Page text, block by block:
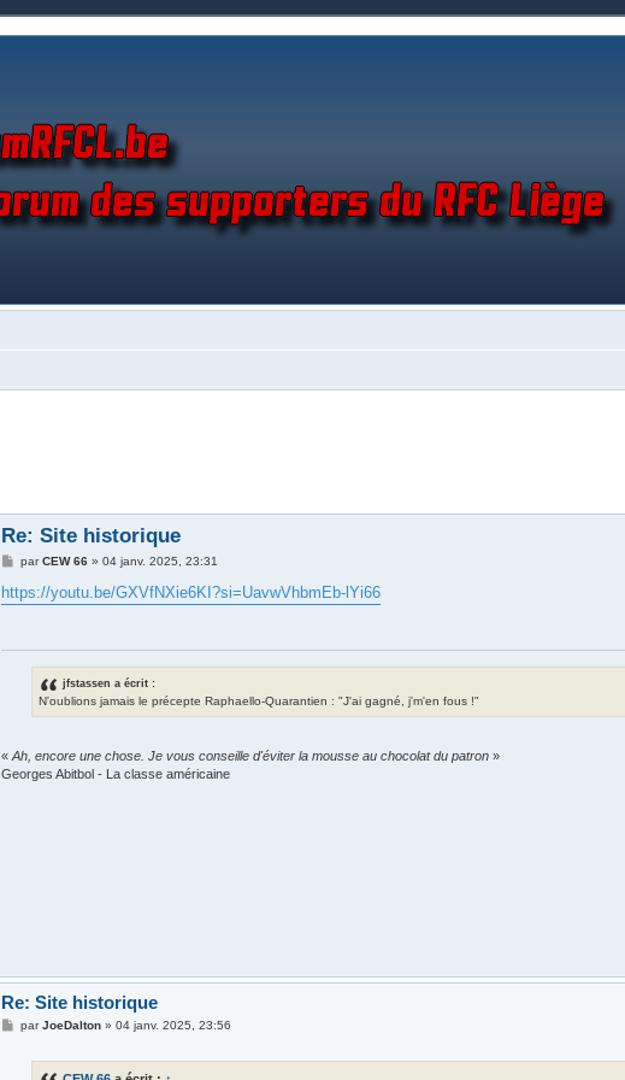
Re: Site historique
M
s
s
parCEW 66 »04 janv. 2025, 23:31
https://youtu.be/GXVfNXie6KI?si=UavwVhbmEb-lYi66
jfstassen a écrit :
N'oublions jamais le précepte Raphaello-Quarantien : "J'ai gagné, j'm'en fous !"
«Ah, encore une chose. Je vous conseille d'éviter la mousse au chocolat du patron »
Georges Abitbol - La classe américaine
Re: Site historique
MparJoeDalton »04 janv. 2025, 23:56